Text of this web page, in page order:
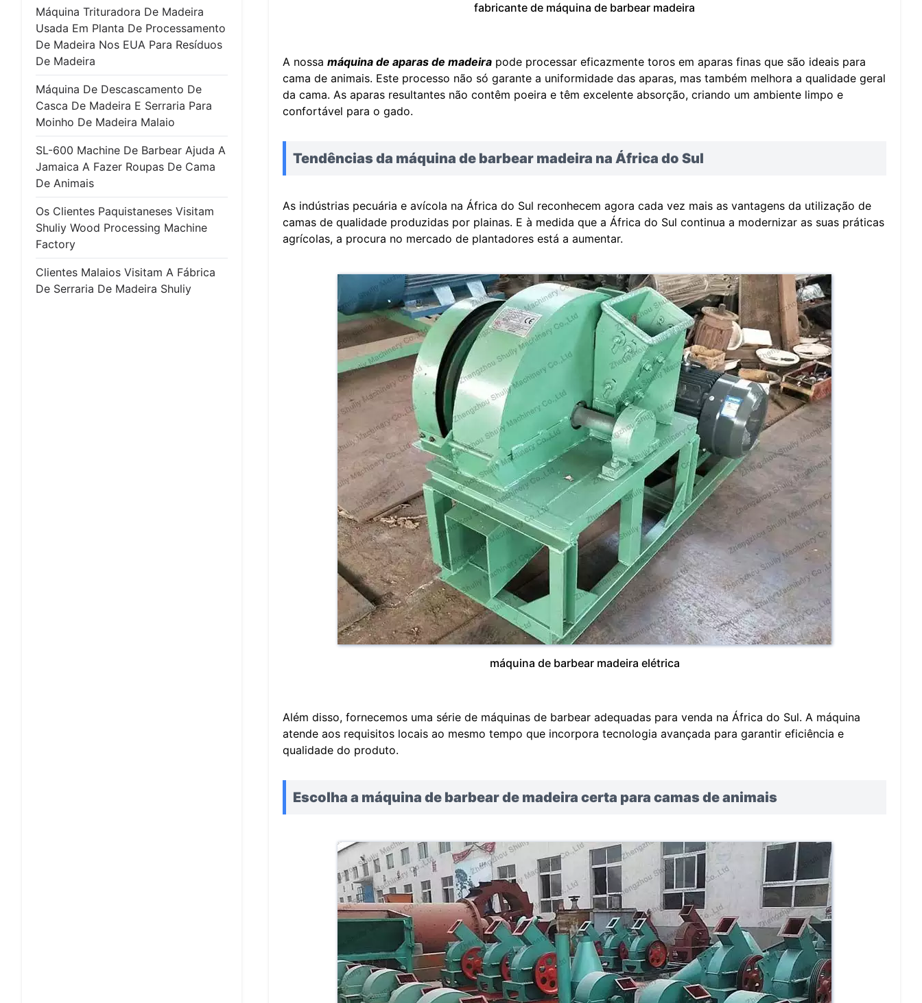
Máquina Trituradora De Madeira
Usada Em Planta De Processamento
De Madeira Nos EUA Para Resíduos
De Madeira
Máquina De Descascamento De
Casca De Madeira E Serraria Para
Moinho De Madeira Malaio
SL-600 Machine De Barbear Ajuda A
Jamaica A Fazer Roupas De Cama
De Animais
Os Clientes Paquistaneses Visitam
Shuliy Wood Processing Machine
Factory
Clientes Malaios Visitam A Fábrica
De Serraria De Madeira Shuliy
fabricante de máquina de barbear madeira
A nossa máquina de aparas de madeira pode processar eficazmente toros em aparas finas que são ideais para
cama de animais. Este processo não só garante a uniformidade das aparas, mas também melhora a qualidade geral
da cama. As aparas resultantes não contêm poeira e têm excelente absorção, criando um ambiente limpo e
confortável para o gado.
Tendências da máquina de barbear madeira na África do Sul
As indústrias pecuária e avícola na África do Sul reconhecem agora cada vez mais as vantagens da utilização de
camas de qualidade produzidas por plainas. E à medida que a África do Sul continua a modernizar as suas práticas
agrícolas, a procura no mercado de plantadores está a aumentar.
máquina de barbear madeira elétrica
Além disso, fornecemos uma série de máquinas de barbear adequadas para venda na África do Sul. A máquina
atende aos requisitos locais ao mesmo tempo que incorpora tecnologia avançada para garantir eficiência e
qualidade do produto.
Escolha a máquina de barbear de madeira certa para camas de animais